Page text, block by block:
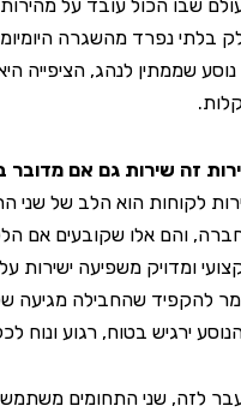
הכול עובד על מהירות
נפרד מהשגרה היומיומית
שממתין לנהג, הציפייה היא
שירות גם אם מדובר
הוא הלב של שני
אלו שקובעים אם הלקוח
ומדויק משפיעה ישירות על
שהחבילה מגיעה שלמה
בטוח, רגוע ונוח לכל
שני התחומים משתמשים